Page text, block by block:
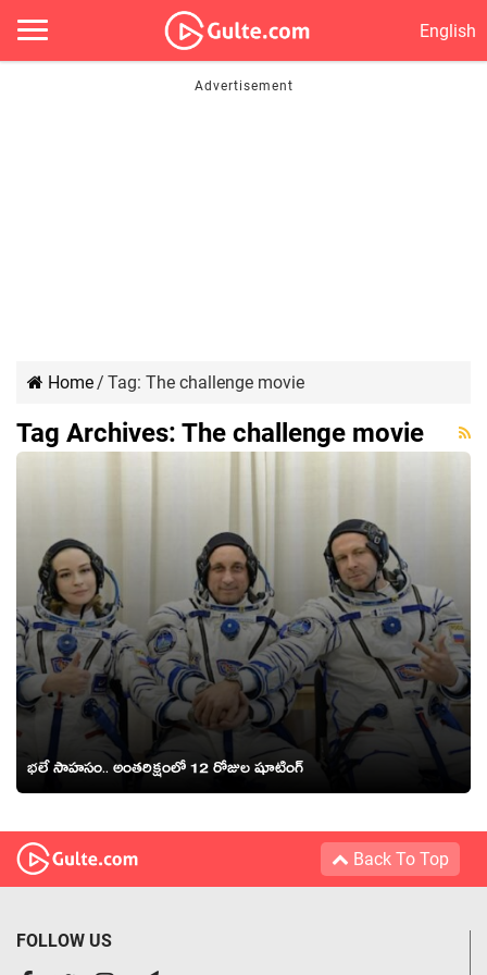
English
Home/ Tag: The challenge movie
Tag Archives: The challenge movie
భలే సాహసం.. అంతరిక్షంలో 12 రోజుల షూటింగ్
Back To Top
FOLLOW US